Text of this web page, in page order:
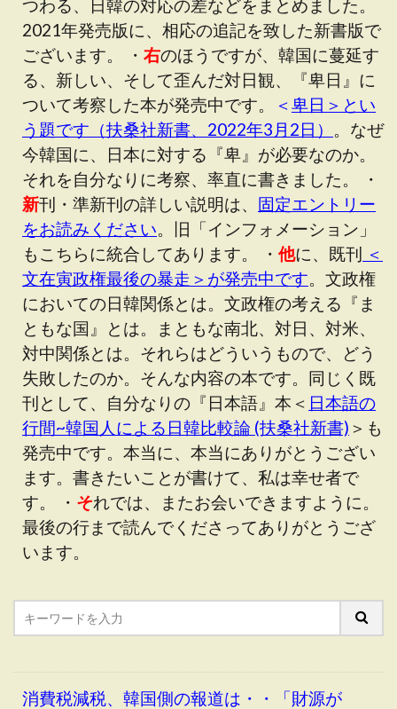
つわる、日韓の対応の差などをまとめました。
2021年発売版に、相応の追記を致した新書版で
ございます。 ・ 右のほうですが、韓国に蔓延す
る、新しい、そして歪んだ対日観、『卑日』に
ついて考察した本が発売中です。
＜卑日＞とい
う題です（扶桑社新書、2022年3月2日） 。なぜ
今韓国に、日本に対する『卑』が必要なのか。
それを自分なりに考察、率直に書きました。 ・
新刊・準新刊の詳しい説明は、 固定エントリー
をお読みください。旧「インフォメーション」
もこちらに統合してあります。 ・ 他に、既刊 ＜
文在寅政権最後の暴走＞が発売中です。文政権
においての日韓関係とは。文政権の考える『ま
ともな国』とは。まともな南北、対日、対米、
対中関係とは。それらはどういうもので、どう
失敗したのか。そんな内容の本です。同じく既
刊として、自分なりの『日本語』本＜ 日本語の
行間~韓国人による日韓比較論 (扶桑社新書) ＞も
発売中です。本当に、本当にありがとうござい
ます。書きたいことが書けて、私は幸せ者で
す。 ・ それでは、またお会いできますように。
最後の行まで読んでくださってありがとうござ
います。
消費税減税、韓国側の報道は・・「財源が